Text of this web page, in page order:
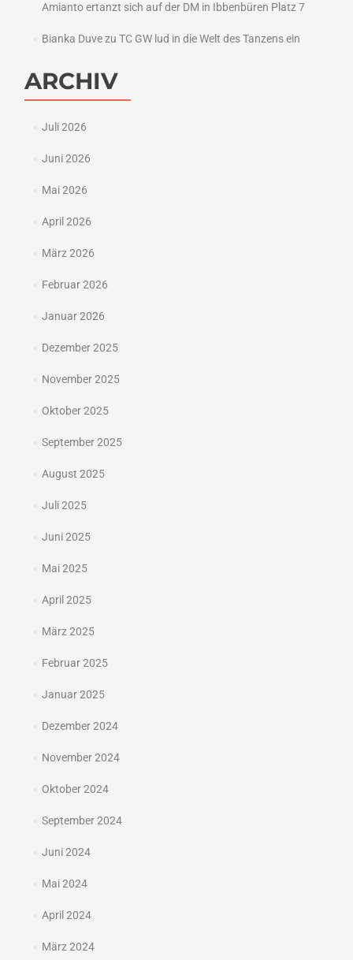
Amianto ertanzt sich auf der DM in Ibbenbüren Platz 7
Bianka Duvezu TC GW lud in die Welt des Tanzens ein
ARCHIV
Juli 2026
Juni 2026
Mai 2026
April 2026
März 2026
Februar 2026
Januar 2026
Dezember 2025
November 2025
Oktober 2025
September 2025
August 2025
Juli 2025
Juni 2025
Mai 2025
April 2025
März 2025
Februar 2025
Januar 2025
Dezember 2024
November 2024
Oktober 2024
September 2024
Juni 2024
Mai 2024
April 2024
März 2024